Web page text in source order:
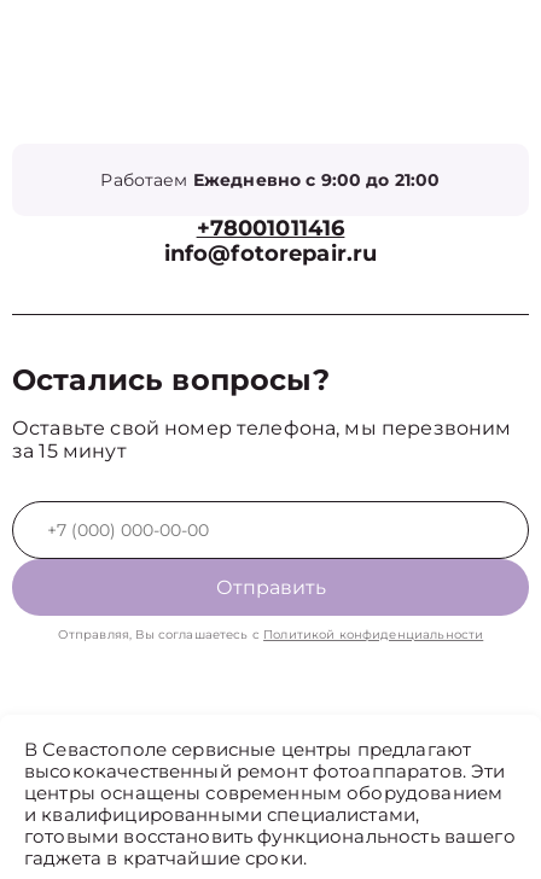
Работаем Ежедневно с 9:00 до 21:00
+78001011416
info@fotorepair.ru
Остались вопросы?
Оставьте свой номер телефона, мы перезвоним
за 15 минут
Отправить
Отправляя, Вы соглашаетесь с Политикой конфиденциальности
В Севастополе сервисные центры предлагают
высококачественный ремонт фотоаппаратов. Эти
центры оснащены современным оборудованием
и квалифицированными специалистами,
готовыми восстановить функциональность вашего
гаджета в кратчайшие сроки.